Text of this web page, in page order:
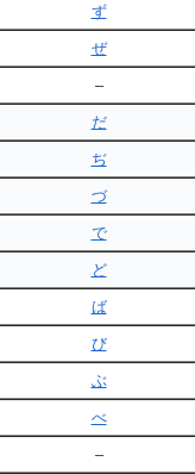
ず
ぜ
–
だ
ぢ
づ
で
ど
ば
び
ぶ
べ
–